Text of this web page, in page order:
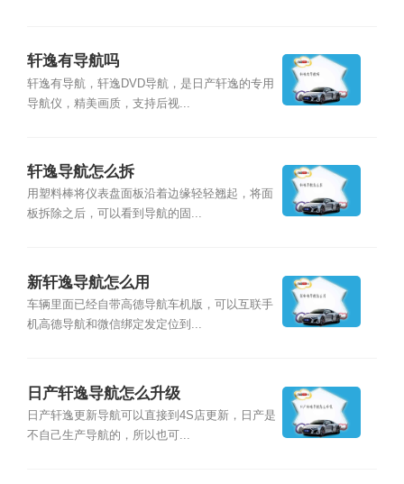
轩逸有导航吗
轩逸有导航，轩逸DVD导航，是日产轩逸的专用
导航仪，精美画质，支持后视...
轩逸导航怎么拆
用塑料棒将仪表盘面板沿着边缘轻轻翘起，将面
板拆除之后，可以看到导航的固...
新轩逸导航怎么用
车辆里面已经自带高德导航车机版，可以互联手
机高德导航和微信绑定发定位到...
日产轩逸导航怎么升级
日产轩逸更新导航可以直接到4S店更新，日产是
不自己生产导航的，所以也可...